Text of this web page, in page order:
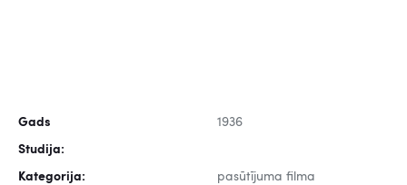
Gads 1936
Studija:
Kategorija: pasūtījuma filma